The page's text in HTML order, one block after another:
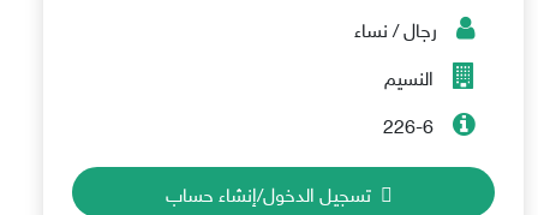
رجال / نساء
النسيم
226-6
تسجيل الدخول/إنشاء حساب